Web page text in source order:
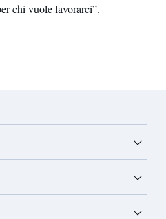
chi vuole lavorarci”.